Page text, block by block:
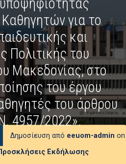
για το
και
Πολιτικής του
Μακεδονίας, στο
του έργου
του άρθρου
4957/2022».
Δημοσίευση από eeuom-admin on
Εκδήλωσης